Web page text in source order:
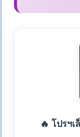
🔥 โปรฯ